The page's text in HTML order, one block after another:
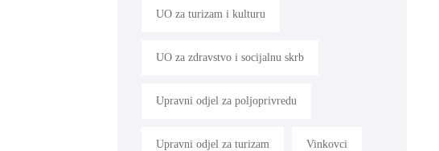
UO za turizam i kulturu
UO za zdravstvo i socijalnu skrb
Upravni odjel za poljoprivredu
Upravni odjel za turizam Vinkovci